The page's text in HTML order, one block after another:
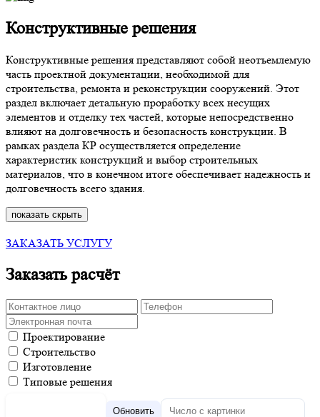
Конструктивные решения
Конструктивные решения представляют собой неотъемлемую
часть проектной документации, необходимой для
строительства, ремонта и реконструкции сооружений. Этот
раздел включает детальную проработку всех несущих
элементов и отделку тех частей, которые непосредственно
влияют на долговечность и безопасность конструкции. В
рамках раздела КР осуществляется определение
характеристик конструкций и выбор строительных
материалов, что в конечном итоге обеспечивает надежность и
долговечность всего здания.
показать скрыть
ЗАКАЗАТЬ УСЛУГУ
Заказать расчёт
Проектирование
Строительство
Изготовление
Типовые решения
Обновить